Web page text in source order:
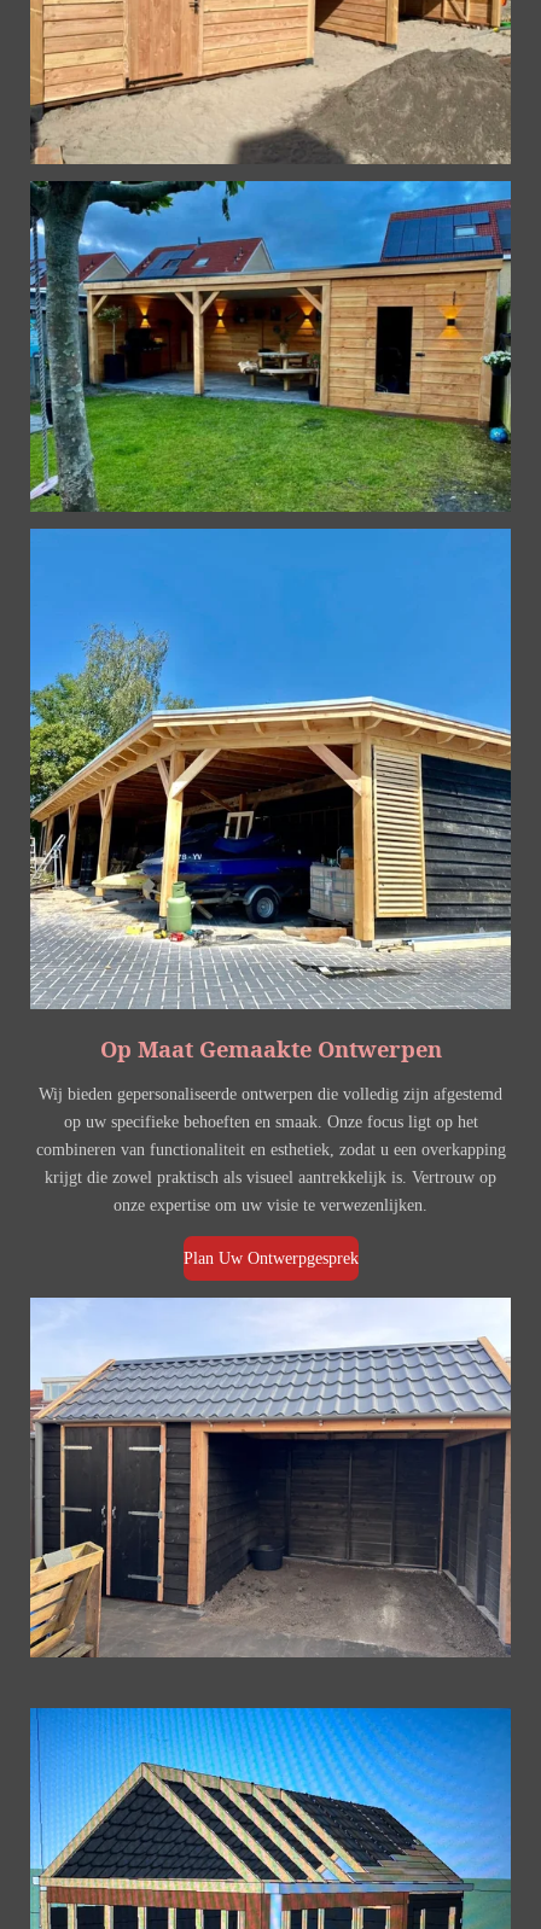
Op Maat Gemaakte Ontwerpen
Wij bieden gepersonaliseerde ontwerpen die volledig zijn afgestemd
op uw specifieke behoeften en smaak. Onze focus ligt op het
combineren van functionaliteit en esthetiek, zodat u een overkapping
krijgt die zowel praktisch als visueel aantrekkelijk is. Vertrouw op
onze expertise om uw visie te verwezenlijken.
Plan Uw Ontwerpgesprek